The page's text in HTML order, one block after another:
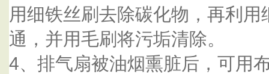
用细铁丝刷去除碳化物，再利
通，并用毛刷将污垢清除。
4、排气扇被油烟熏脏后，可用